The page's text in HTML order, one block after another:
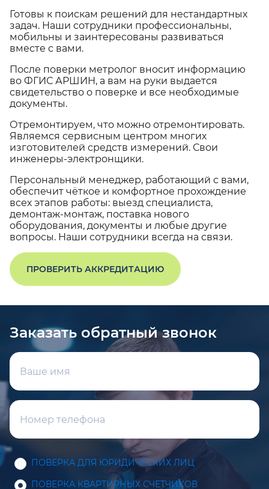
Готовы к поискам решений для нестандартных
задач. Наши сотрудники профессиональны,
мобильны и заинтересованы развиваться
вместе с вами.
После поверки метролог вносит информацию
во ФГИС АРШИН, а вам на руки выдается
свидетельство о поверке и все необходимые
документы.
Отремонтируем, что можно отремонтировать.
Являемся сервисным центром многих
изготовителей средств измерений. Свои
инженеры-электронщики.
Персональный менеджер, работающий с вами,
обеспечит чёткое и комфортное прохождение
всех этапов работы: выезд специалиста,
демонтаж-монтаж, поставка нового
оборудования, документы и любые другие
вопросы. Наши сотрудники всегда на связи.
ПРОВЕРИТЬ АККРЕДИТАЦИЮ
Заказать обратный звонок
ПОВЕРКА ДЛЯ ЮРИДИЧЕСКИХ ЛИЦ
ПОВЕРКА КВАРТИРНЫХ СЧЕТЧИКОВ